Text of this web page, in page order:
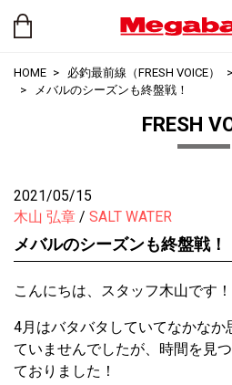
HOME 必釣最前線（FRESH VOICE）
メバルのシーズンも終盤戦！
FRESH
2021/05/15
木山 弘章
SALT WATER
メバルのシーズンも終盤戦！
こんにちは、スタッフ木山です！
4月はバタバタしていてなかなか
ていませんでしたが、時間を見
ておりました！